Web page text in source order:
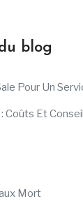
blog
Pour Un
Coûts Et
Mort